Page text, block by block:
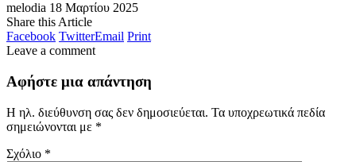
melodia 18 Μαρτίου 2025
Share this Article
Facebook TwitterEmail Print
Leave a comment
Αφήστε μια απάντηση
Η ηλ. διεύθυνση σας δεν δημοσιεύεται. Τα υποχρεωτικά πεδία
σημειώνονται με *
Σχόλιο *